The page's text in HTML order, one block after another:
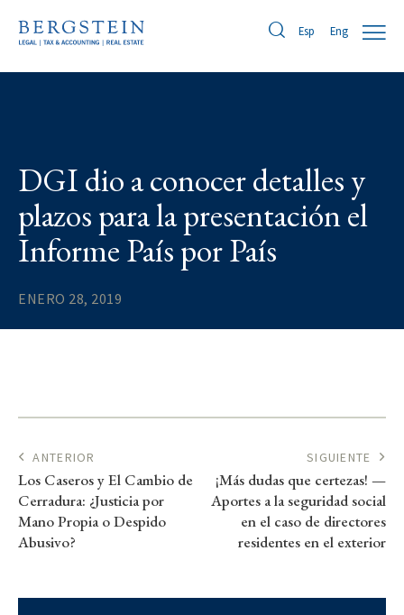
Esp Eng
DGI dio a conocer detalles y
plazos para la presentación el
Informe País por País
ENERO 28, 2019
ANTERIOR
Los Caseros y El Cambio de
Cerradura: ¿Justicia por
Mano Propia o Despido
Abusivo?
SIGUIENTE
¡Más dudas que certezas! —
Aportes a la seguridad social
en el caso de directores
residentes en el exterior